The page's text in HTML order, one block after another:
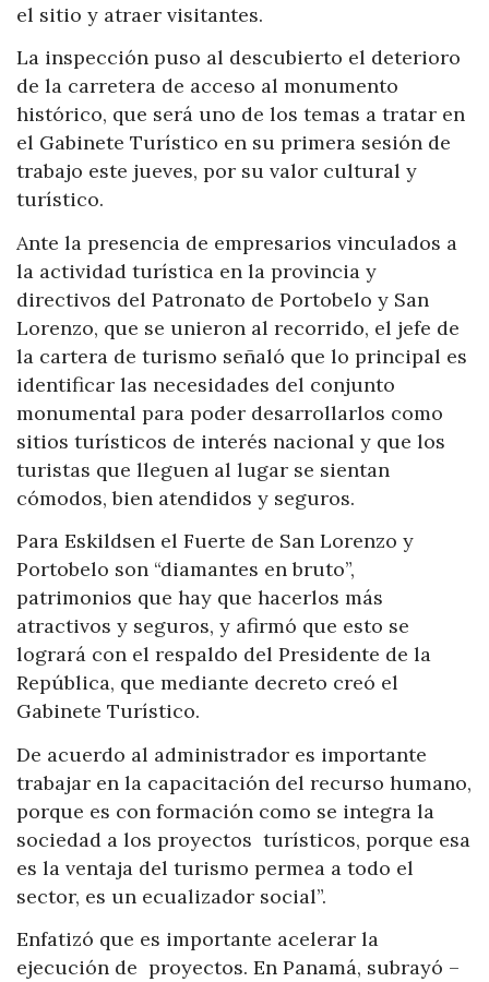
el sitio y atraer visitantes.
La inspección puso al descubierto el deterioro
de la carretera de acceso al monumento
histórico, que será uno de los temas a tratar en
el Gabinete Turístico en su primera sesión de
trabajo este jueves, por su valor cultural y
turístico.
Ante la presencia de empresarios vinculados a
la actividad turística en la provincia y
directivos del Patronato de Portobelo y San
Lorenzo, que se unieron al recorrido, el jefe de
la cartera de turismo señaló que lo principal es
identificar las necesidades del conjunto
monumental para poder desarrollarlos como
sitios turísticos de interés nacional y que los
turistas que lleguen al lugar se sientan
cómodos, bien atendidos y seguros.
Para Eskildsen el Fuerte de San Lorenzo y
Portobelo son “diamantes en bruto”,
patrimonios que hay que hacerlos más
atractivos y seguros, y afirmó que esto se
logrará con el respaldo del Presidente de la
República, que mediante decreto creó el
Gabinete Turístico.
De acuerdo al administrador es importante
trabajar en la capacitación del recurso humano,
porque es con formación como se integra la
sociedad a los proyectos turísticos, porque esa
es la ventaja del turismo permea a todo el
sector, es un ecualizador social”.
Enfatizó que es importante acelerar la
ejecución de proyectos. En Panamá, subrayó –